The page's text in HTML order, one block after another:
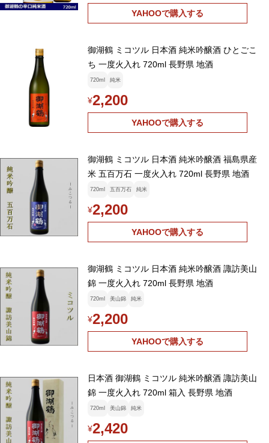
YAHOOで購入する
御湖鶴 ミコツル 日本酒 純米吟醸酒 ひとごこ
ち 一度火入れ 720ml 長野県 地酒
720ml 純米
¥2,200
YAHOOで購入する
御湖鶴 ミコツル 日本酒 純米吟醸酒 福島県産
米 五百万石 一度火入れ 720ml 長野県 地酒
720ml 五百万石 純米
¥2,200
YAHOOで購入する
御湖鶴 ミコツル 日本酒 純米吟醸酒 諏訪美山
錦 一度火入れ 720ml 長野県 地酒
720ml 美山錦 純米
¥2,200
YAHOOで購入する
日本酒 御湖鶴 ミコツル 純米吟醸酒 諏訪美山
錦 一度火入れ 720ml 箱入 長野県 地酒
720ml 美山錦 純米
¥2,420